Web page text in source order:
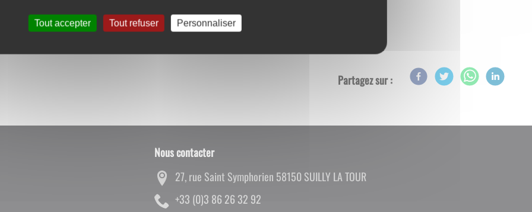
Partagez sur :
Nous contacter
27, rue Saint Symphorien 58150 SUILLY LA TOUR
29 23 62 68 3(0) 33+
Tout accepter Tout refuser Personnaliser